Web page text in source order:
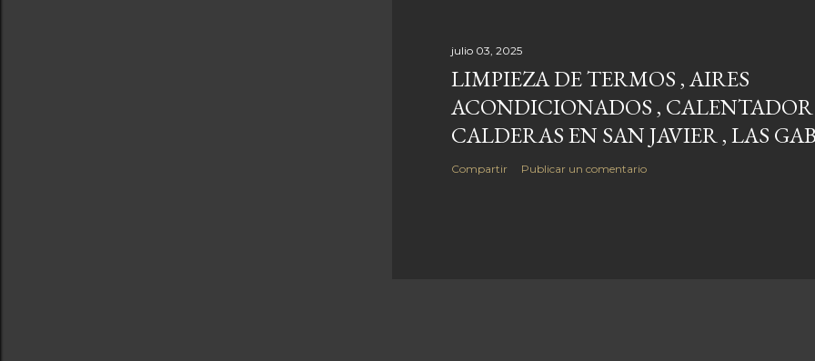
julio 03, 2025
LIMPIEZA DE TERMOS , AIRES
ACONDICIONADOS , CALENTADOR
CALDERAS EN SAN JAVIER , LAS
Compartir Publicar un comentario